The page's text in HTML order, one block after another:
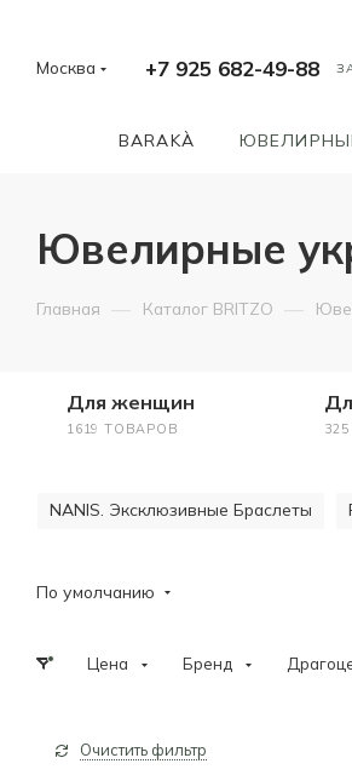
Москва +7 925 682-49-88
BARAKÀ
Ювелирные
Главная — Каталог BRITZO —
Для женщин
1619 ТОВАРОВ
NANIS. Эксклюзивные Браслеты
По умолчанию
Цена Бренд
Очистить фильтр